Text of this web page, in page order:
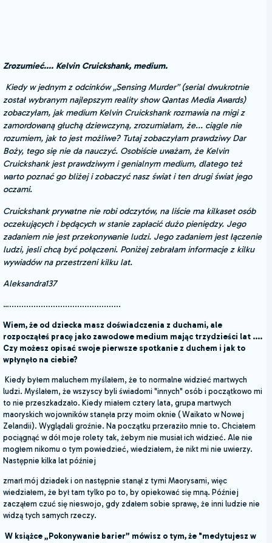
Zrozumieć.... Kelvin Cruickshank, medium.
Kiedy w jednym z odcinków „Sensing Murder” (serial dwukrotnie
został wybranym najlepszym reality show Qantas Media Awards)
zobaczyłam, jak medium Kelvin Cruickshank rozmawia na migi z
zamordowaną głuchą dziewczyną, zrozumiałam, że... ciągle nie
rozumiem, jak to jest możliwe? Tutaj zobaczyłam prawdziwy Dar
Boży, tego się nie da nauczyć. Osobiście uważam, że Kelvin
Cruickshank jest prawdziwym i genialnym medium, dlatego też
warto poznać go bliżej i zobaczyć nasz świat i ten drugi świat jego
oczami.
Cruickshank prywatne nie robi odczytów, na liście ma kilkaset osób
oczekujących i będących w stanie zapłacić dużo pieniędzy. Jego
zadaniem nie jest przekonywanie ludzi. Jego zadaniem jest łączenie
ludzi, jesli chcą być połączeni. Poniżej zebrałam informacje z kilku
wywiadów na przestrzeni kilku lat.
Aleksandra137
…..............................................
Wiem, że od dziecka masz doświadczenia z duchami, ale
rozpocząłeś pracę jako zawodowe medium mając trzydzieści lat ....
Czy możesz opisać swoje pierwsze spotkanie z duchem i jak to
wpłynęło na ciebie?
Kiedy byłem maluchem myślałem, że to normalne widzieć martwych
ludzi. Myślałem, że wszyscy byli świadomi "innych" osób i początkowo mi
to nie przeszkadzało. Kiedy miałem cztery lata, grupa martwych
maoryskich wojowników stanęła przy moim oknie ( Waikato w Nowej
Zelandii). Wyglądali groźnie. Na początku przeraziło mnie to. Chciałem
pociągnąć w dół moje rolety tak, żebym nie musiał ich widzieć. Ale nie
mogłem nikomu o tym powiedzieć, wiedziałem, że nikt mi nie uwierzy.
Następnie kilka lat później
zmarł mój dziadek i on następnie stanął z tymi Maorysami, więc
wiedziałem, że był tam tylko po to, by opiekować się mną. Później
zacząłem czuć się nieswojo, gdy zdałem sobie sprawę, że inni ludzie nie
widzą tych samych rzeczy.
W książce „Pokonywanie barier” mówisz o tym, że "medytujesz w